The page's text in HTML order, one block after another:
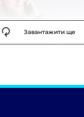
Завантажити ще